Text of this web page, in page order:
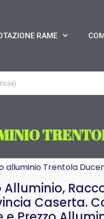
RAME
alluminio Trentola
Alluminio,
Caserta.